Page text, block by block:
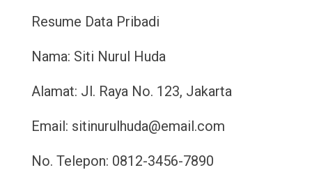
Resume Data Pribadi
Nama: Siti Nurul Huda
Alamat: Jl. Raya No. 123, Jakarta
Email: sitinurulhuda@email.com
No. Telepon: 0812-3456-7890